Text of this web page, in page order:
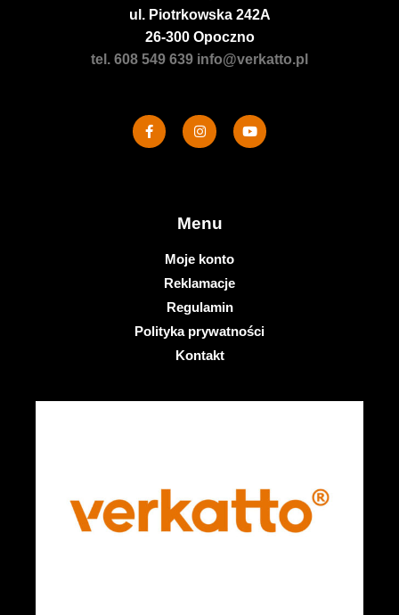
ul. Piotrkowska 242A
26-300 Opoczno
tel. 608 549 639 info@verkatto.pl
Menu
Moje konto
Reklamacje
Regulamin
Polityka prywatności
Kontakt